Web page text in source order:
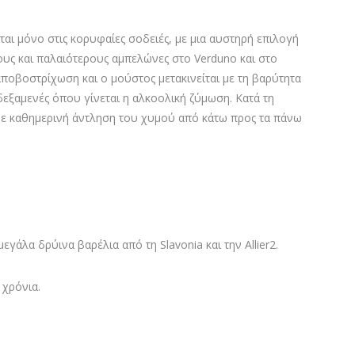
μόνο στις κορυφαίες σοδειές, με μια αυστηρή επιλογή
και παλαιότερους αμπελώνες στο Verduno και στο
και ο μούστος μετακινείται με τη βαρύτητα
όπου γίνεται η αλκοολική ζύμωση. Κατά τη
καθημερινή άντληση του χυμού από κάτω προς τα πάνω
δρύινα βαρέλια από τη Slavonia και την Allier2.